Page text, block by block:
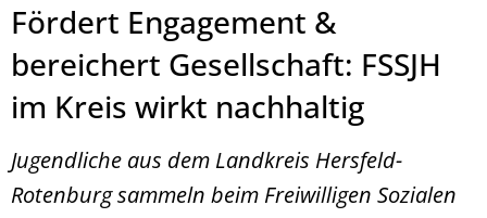
Fördert Engagement &
bereichert Gesellschaft: FSSJH
im Kreis wirkt nachhaltig
Jugendliche aus dem Landkreis Hersfeld-
Rotenburg sammeln beim Freiwilligen Sozialen